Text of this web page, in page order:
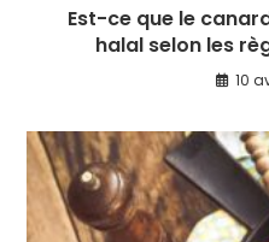
Est-ce que le
halal selon les
10